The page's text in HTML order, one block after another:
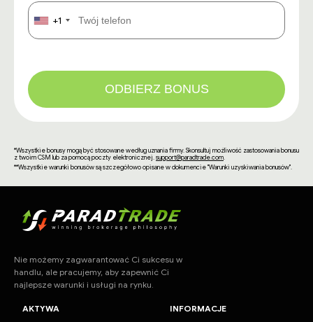
+1
ODBIERZ BONUS
*Wszystkie bonusy mogą być stosowane według uznania firmy. Skonsultuj możliwość zastosowania bonusu
z twoim CSM lub za pomocą poczty elektronicznej.support@paradtrade.com.
**Wszystkie warunki bonusów są szczegółowo opisane w dokumencie "Warunki uzyskiwania bonusów".
Nie możemy zagwarantować Ci sukcesu w
handlu, ale pracujemy, aby zapewnić Ci
najlepsze warunki i usługi na rynku.
AKTYWA INFORMACJE